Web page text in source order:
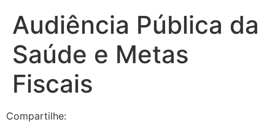
Audiência Pública da
Saúde e Metas
Fiscais
Compartilhe: